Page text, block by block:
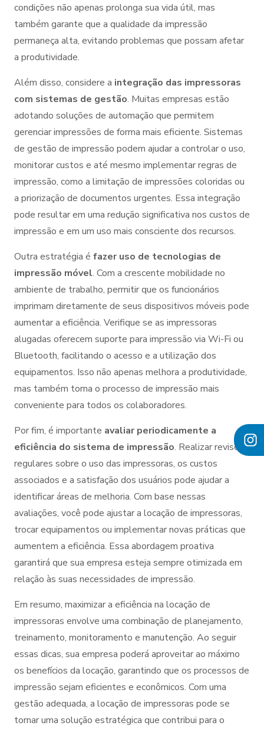
condições não apenas prolonga sua vida útil, mas
também garante que a qualidade da impressão
permaneça alta, evitando problemas que possam afetar
a produtividade.
Além disso, considere a integração das impressoras
com sistemas de gestão. Muitas empresas estão
adotando soluções de automação que permitem
gerenciar impressões de forma mais eficiente. Sistemas
de gestão de impressão podem ajudar a controlar o uso,
monitorar custos e até mesmo implementar regras de
impressão, como a limitação de impressões coloridas ou
a priorização de documentos urgentes. Essa integração
pode resultar em uma redução significativa nos custos de
impressão e em um uso mais consciente dos recursos.
Outra estratégia é fazer uso de tecnologias de
impressão móvel. Com a crescente mobilidade no
ambiente de trabalho, permitir que os funcionários
imprimam diretamente de seus dispositivos móveis pode
aumentar a eficiência. Verifique se as impressoras
alugadas oferecem suporte para impressão via Wi-Fi ou
Bluetooth, facilitando o acesso e a utilização dos
equipamentos. Isso não apenas melhora a produtividade,
mas também torna o processo de impressão mais
conveniente para todos os colaboradores.
Por fim, é importante avaliar periodicamente a
eficiência do sistema de impressão. Realizar revisões
regulares sobre o uso das impressoras, os custos
associados e a satisfação dos usuários pode ajudar a
identificar áreas de melhoria. Com base nessas
avaliações, você pode ajustar a locação de impressoras,
trocar equipamentos ou implementar novas práticas que
aumentem a eficiência. Essa abordagem proativa
garantirá que sua empresa esteja sempre otimizada em
relação às suas necessidades de impressão.
Em resumo, maximizar a eficiência na locação de
impressoras envolve uma combinação de planejamento,
treinamento, monitoramento e manutenção. Ao seguir
essas dicas, sua empresa poderá aproveitar ao máximo
os benefícios da locação, garantindo que os processos de
impressão sejam eficientes e econômicos. Com uma
gestão adequada, a locação de impressoras pode se
tornar uma solução estratégica que contribui para o